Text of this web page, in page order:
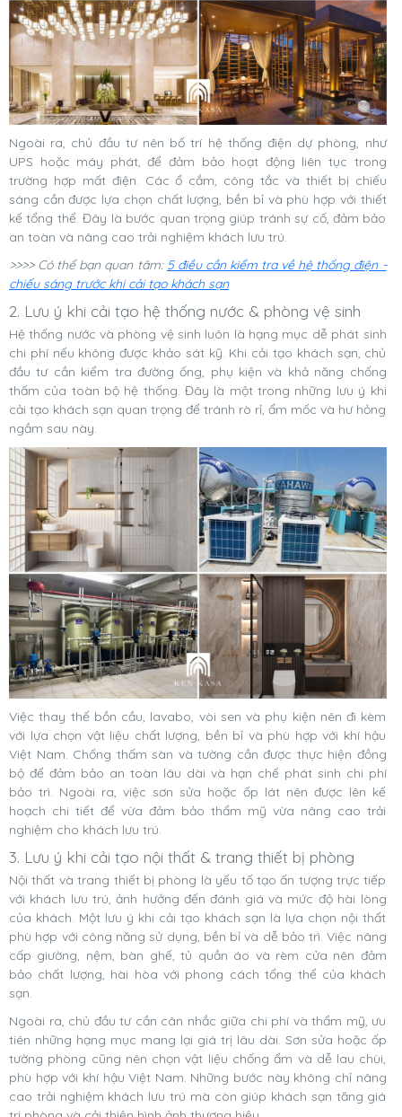
Ngoài ra, chủ đầu tư nên bố trí hệ thống điện dự phòng, như
UPS hoặc máy phát, để đảm bảo hoạt động liên tục trong
trường hợp mất điện. Các ổ cắm, công tắc và thiết bị chiếu
sáng cần được lựa chọn chất lượng, bền bỉ và phù hợp với thiết
kế tổng thể. Đây là bước quan trọng giúp tránh sự cố, đảm bảo
an toàn và nâng cao trải nghiệm khách lưu trú.
>>>> Có thể bạn quan tâm: 5 điều cần kiểm tra về hệ thống điện -
chiếu sáng trước khi cải tạo khách sạn
2. Lưu ý khi cải tạo hệ thống nước & phòng vệ sinh
Hệ thống nước và phòng vệ sinh luôn là hạng mục dễ phát sinh
chi phí nếu không được khảo sát kỹ. Khi cải tạo khách sạn, chủ
đầu tư cần kiểm tra đường ống, phụ kiện và khả năng chống
thấm của toàn bộ hệ thống. Đây là một trong những lưu ý khi
cải tạo khách sạn quan trọng để tránh rò rỉ, ẩm mốc và hư hỏng
ngầm sau này.
Việc thay thế bồn cầu, lavabo, vòi sen và phụ kiện nên đi kèm
với lựa chọn vật liệu chất lượng, bền bỉ và phù hợp với khí hậu
Việt Nam. Chống thấm sàn và tường cần được thực hiện đồng
bộ để đảm bảo an toàn lâu dài và hạn chế phát sinh chi phí
bảo trì. Ngoài ra, việc sơn sửa hoặc ốp lát nên được lên kế
hoạch chi tiết để vừa đảm bảo thẩm mỹ vừa nâng cao trải
nghiệm cho khách lưu trú.
3. Lưu ý khi cải tạo nội thất & trang thiết bị phòng
Nội thất và trang thiết bị phòng là yếu tố tạo ấn tượng trực tiếp
với khách lưu trú, ảnh hưởng đến đánh giá và mức độ hài lòng
của khách. Một lưu ý khi cải tạo khách sạn là lựa chọn nội thất
phù hợp với công năng sử dụng, bền bỉ và dễ bảo trì. Việc nâng
cấp giường, nệm, bàn ghế, tủ quần áo và rèm cửa nên đảm
bảo chất lượng, hài hòa với phong cách tổng thể của khách
sạn.
Ngoài ra, chủ đầu tư cần cân nhắc giữa chi phí và thẩm mỹ, ưu
tiên những hạng mục mang lại giá trị lâu dài. Sơn sửa hoặc ốp
tường phòng cũng nên chọn vật liệu chống ẩm và dễ lau chùi,
phù hợp với khí hậu Việt Nam. Những bước này không chỉ nâng
cao trải nghiệm khách lưu trú mà còn giúp khách sạn tăng giá